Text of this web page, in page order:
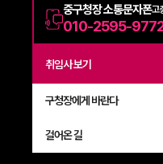
중구청장 소통문자폰고
010-2595-
취임사 보기
구청장에게 바란다
걸어온 길